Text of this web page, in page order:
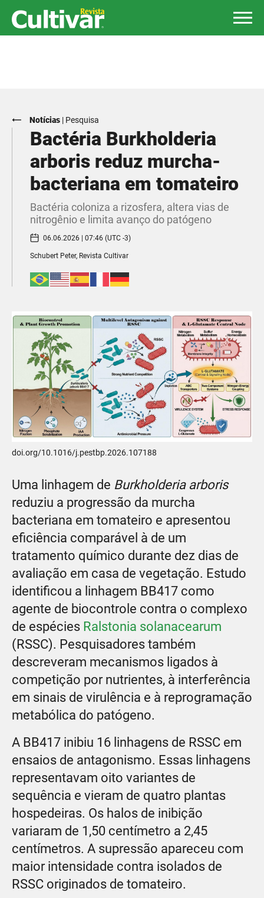
Notícias | Pesquisa
Bactéria Burkholderia
arboris reduz murcha-
bacteriana em tomateiro
Bactéria coloniza a rizosfera, altera vias de
nitrogênio e limita avanço do patógeno
06.06.2026 | 07:46 (UTC -3)
Schubert Peter, Revista Cultivar
doi.org/10.1016/j.pestbp.2026.107188
Uma linhagem de Burkholderia arboris
reduziu a progressão da murcha
bacteriana em tomateiro e apresentou
eficiência comparável à de um
tratamento químico durante dez dias de
avaliação em casa de vegetação. Estudo
identificou a linhagem BB417 como
agente de biocontrole contra o complexo
de espécies Ralstonia solanacearum
(RSSC). Pesquisadores também
descreveram mecanismos ligados à
competição por nutrientes, à interferência
em sinais de virulência e à reprogramação
metabólica do patógeno.
A BB417 inibiu 16 linhagens de RSSC em
ensaios de antagonismo. Essas linhagens
representavam oito variantes de
sequência e vieram de quatro plantas
hospedeiras. Os halos de inibição
variaram de 1,50 centímetro a 2,45
centímetros. A supressão apareceu com
maior intensidade contra isolados de
RSSC originados de tomateiro.